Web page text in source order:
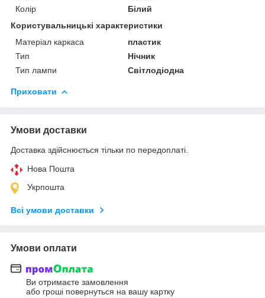
Колір
Білий
Користувальницькі характеристики
Матеріал каркаса
пластик
Тип
Нічник
Тип лампи
Світлодіодна
Приховати
Умови доставки
Доставка здійснюється тільки по передоплаті.
Нова Пошта
Укрпошта
Всі умови доставки
Умови оплати
Ви отримаєте замовлення
або гроші повернуться на вашу картку